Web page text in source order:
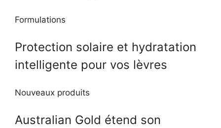
Formulations
Protection solaire et hydratation
intelligente pour vos lèvres
Nouveaux produits
Australian Gold étend son